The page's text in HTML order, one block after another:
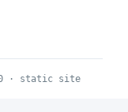
· static site